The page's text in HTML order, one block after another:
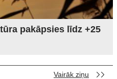
pakāpsies līdz +25
Vairāk ziņu